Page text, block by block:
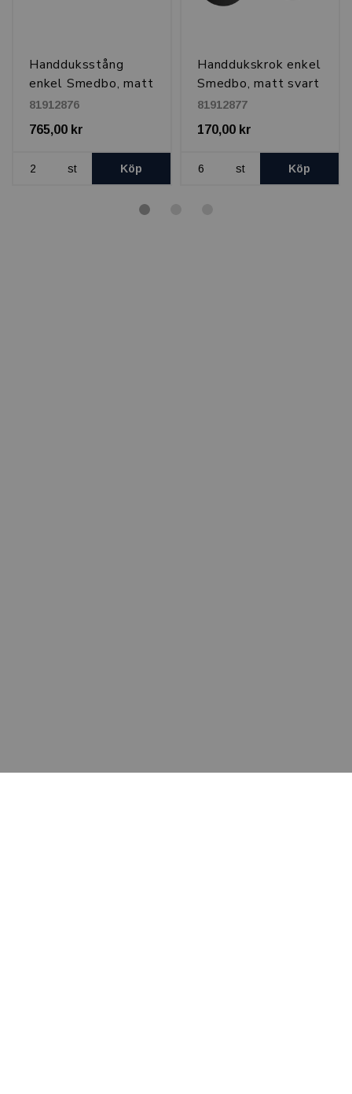
Handduksstång
enkel Smedbo, matt
svart
81912876
765,00 kr
st Köp
Handdukskrok enkel
Smedbo, matt svart
81912877
170,00 kr
st Köp